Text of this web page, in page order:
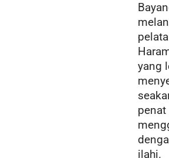
yang
penat
ilahi.